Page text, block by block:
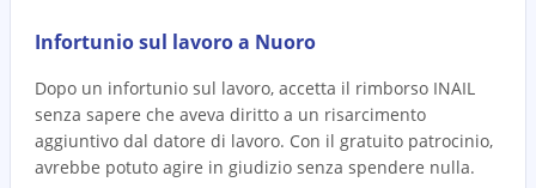
Infortunio sul lavoro a Nuoro
Dopo un infortunio sul lavoro, accetta il rimborso INAIL
senza sapere che aveva diritto a un risarcimento
aggiuntivo dal datore di lavoro. Con il gratuito patrocinio,
avrebbe potuto agire in giudizio senza spendere nulla.